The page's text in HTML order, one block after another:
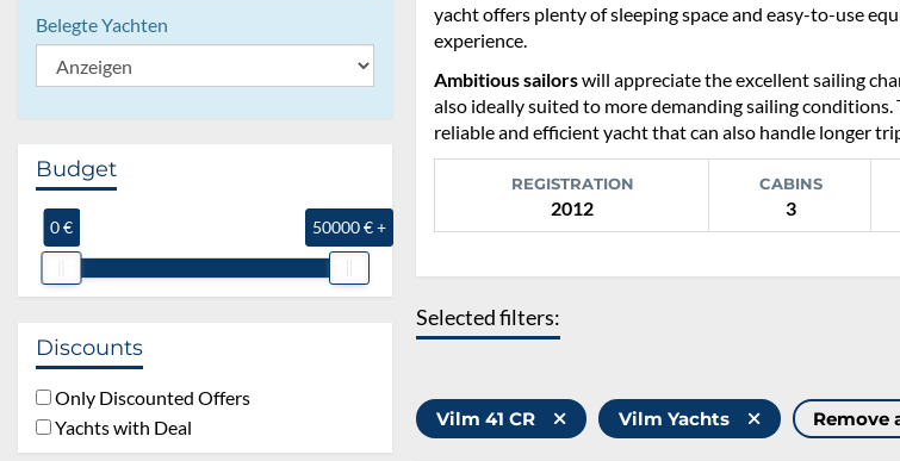
Belegte Yachten
Budget
0 € 50000 € +
Discounts
Only Discounted Offers
Yachts with Deal
yacht offers plenty of sleeping space and easy-to-use
experience.
Ambitious sailorswill appreciate the excellent sailing
also ideally suited to more demanding sailing
reliable and efficient yacht that can also handle longer
REGISTRATION
2012
CABINS
3
Selected filters:
Vilm 41 CR Vilm Yachts Remove